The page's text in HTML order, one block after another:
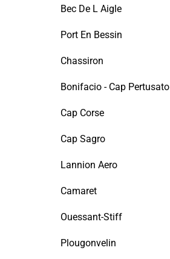
Bec De L Aigle
Port En Bessin
Chassiron
Bonifacio - Cap Pertusato
Cap Corse
Cap Sagro
Lannion Aero
Camaret
Ouessant-Stiff
Plougonvelin